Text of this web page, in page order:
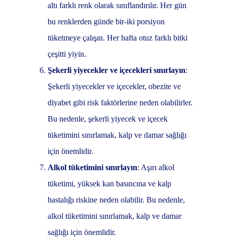
altı farklı renk olarak sınıflandırılır. Her gün
bu renklerden günde bir-iki porsiyon
tüketmeye çalışın. Her hafta otuz farklı bitki
çeşitti yiyin.
Şekerli yiyecekler ve içecekleri sınırlayın:
Şekerli yiyecekler ve içecekler, obezite ve
diyabet gibi risk faktörlerine neden olabilirler.
Bu nedenle, şekerli yiyecek ve içecek
tüketimini sınırlamak, kalp ve damar sağlığı
için önemlidir.
Alkol tüketimini sınırlayın: Aşırı alkol
tüketimi, yüksek kan basıncına ve kalp
hastalığı riskine neden olabilir. Bu nedenle,
alkol tüketimini sınırlamak, kalp ve damar
sağlığı için önemlidir.